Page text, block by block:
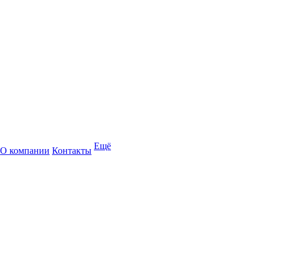
О компании Контакты Ещё